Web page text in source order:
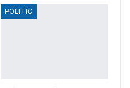
POLITIC